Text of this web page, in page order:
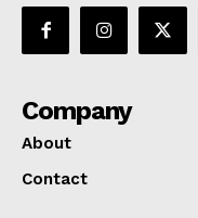
Company
About
Contact